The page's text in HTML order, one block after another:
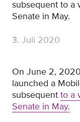
subsequent to a
Senate in May.
3. Juli 2020
On June 2,
launched a
subsequent to a
Senate in May.